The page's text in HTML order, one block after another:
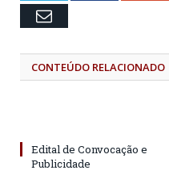
Email
CONTEÚDO RELACIONADO
Edital de Convocação e
Publicidade